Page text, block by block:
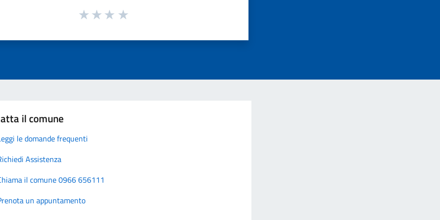
il comune
le domande frequenti
Assistenza
il comune 0966 656111
un appuntamento